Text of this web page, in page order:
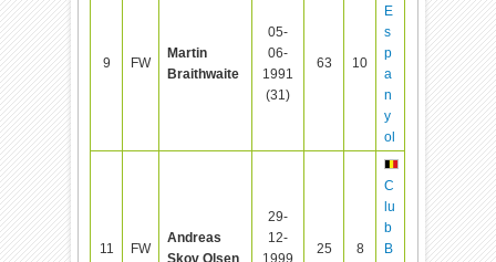
9 FW
Martin
Braithwaite
05-
06-
1991
(31)
63 10
E
s
p
a
n
y
ol
11 FW
Andreas
Skov Olsen
29-
12-
1999
25 8
C
lu
b
B